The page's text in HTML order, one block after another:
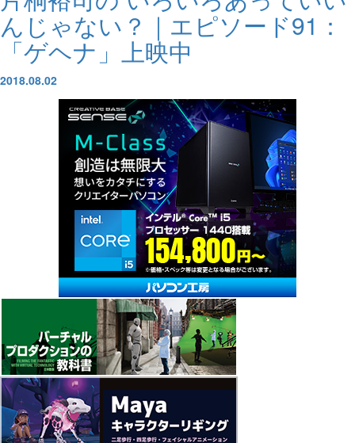
んじゃない？｜エピソード91：
「ゲヘナ」上映中
2018.08.02